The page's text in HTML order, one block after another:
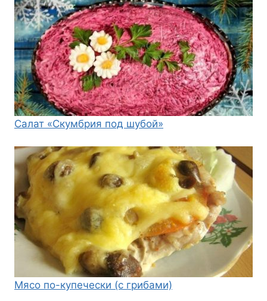
Салат «Скумбрия под шубой»
Мясо по-купечески (с грибами)